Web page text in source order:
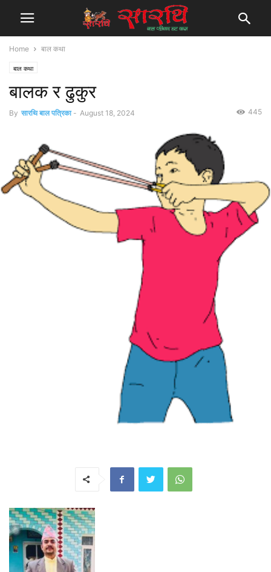
Home बाल कथा
बाल कथा
बालक र ढुकुर
By सारथि बाल पत्रिका - August 18, 2024 445